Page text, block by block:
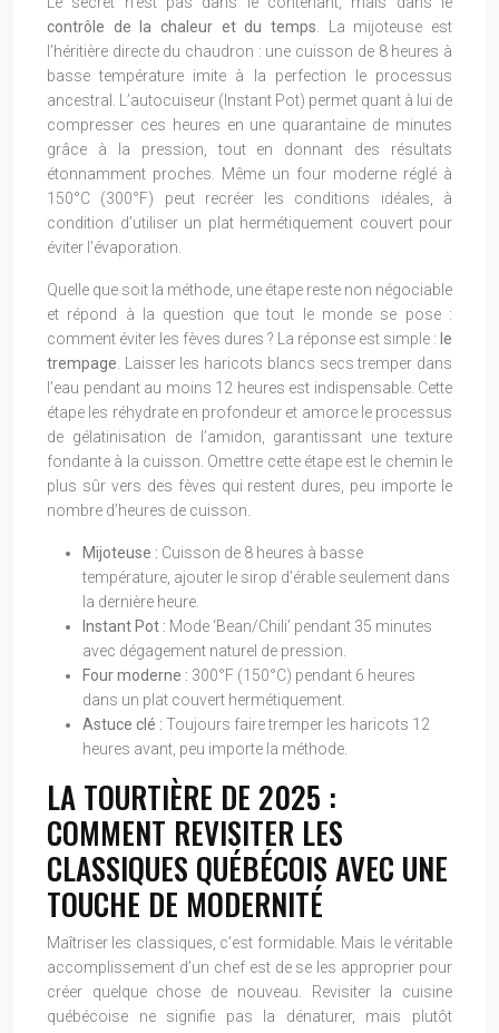
contrôle de la chaleur et du temps. La mijoteuse est
l’héritière directe du chaudron : une cuisson de 8 heures à
basse température imite à la perfection le processus
ancestral. L’autocuiseur (Instant Pot) permet quant à lui de
compresser ces heures en une quarantaine de minutes
grâce à la pression, tout en donnant des résultats
étonnamment proches. Même un four moderne réglé à
150°C (300°F) peut recréer les conditions idéales, à
condition d’utiliser un plat hermétiquement couvert pour
éviter l’évaporation.
Quelle que soit la méthode, une étape reste non négociable
et répond à la question que tout le monde se pose :
comment éviter les fèves dures ? La réponse est simple : le
trempage. Laisser les haricots blancs secs tremper dans
l’eau pendant au moins 12 heures est indispensable. Cette
étape les réhydrate en profondeur et amorce le processus
de gélatinisation de l’amidon, garantissant une texture
fondante à la cuisson. Omettre cette étape est le chemin le
plus sûr vers des fèves qui restent dures, peu importe le
nombre d’heures de cuisson.
Mijoteuse : Cuisson de 8 heures à basse
température, ajouter le sirop d’érable seulement dans
la dernière heure.
Instant Pot : Mode ‘Bean/Chili’ pendant 35 minutes
avec dégagement naturel de pression.
Four moderne : 300°F (150°C) pendant 6 heures
dans un plat couvert hermétiquement.
Astuce clé : Toujours faire tremper les haricots 12
heures avant, peu importe la méthode.
LA TOURTIÈRE DE 2025 :
COMMENT REVISITER LES
CLASSIQUES QUÉBÉCOIS AVEC UNE
TOUCHE DE MODERNITÉ
Maîtriser les classiques, c’est formidable. Mais le véritable
accomplissement d’un chef est de se les approprier pour
créer quelque chose de nouveau. Revisiter la cuisine
québécoise ne signifie pas la dénaturer, mais plutôt